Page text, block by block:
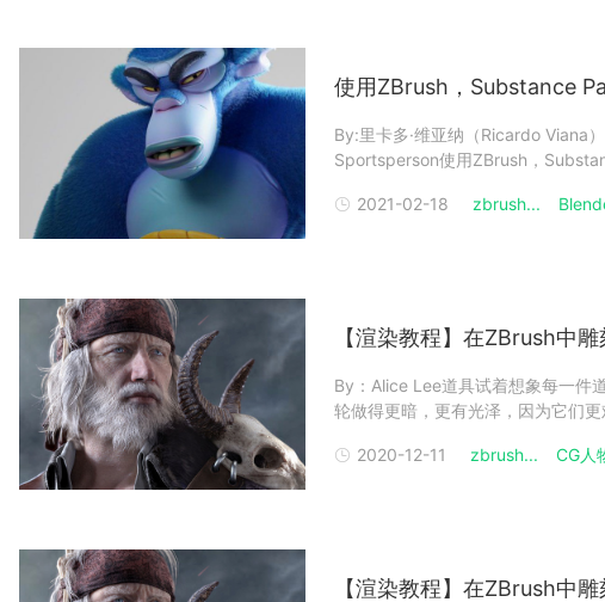
使用ZBrush，Substance
By:里卡多·维亚纳（Ricardo Viana
Sportsperson使用ZBrush，
2021-02-18
zbrush...
【渲染教程】在ZBrush中雕
By：Alice Lee道具试着想象每一件
轮做得更暗，更有光泽，因为它们
接缝，在Substance Painter中绘制
2020-12-11 zbrush... CG人
【渲染教程】在ZBrush中雕